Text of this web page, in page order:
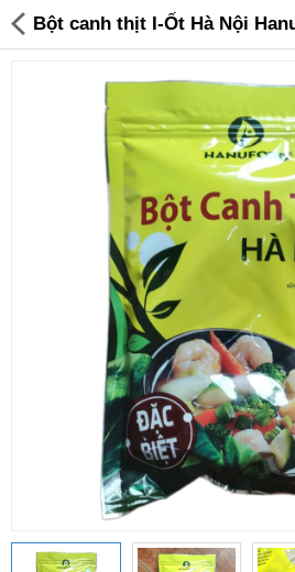
Đồ gia dụng & Nhà cửa
Điện gia dụng
Đồ chơi trẻ em
Sản phẩm khác
Thương hiệu
So sánh Yêu thích (0)